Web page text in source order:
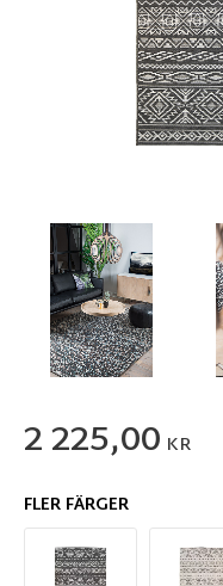
2 225,00 KR
FLER FÄRGER